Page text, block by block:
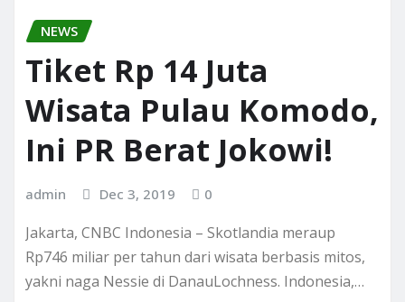
NEWS
Tiket Rp 14 Juta
Wisata Pulau Komodo,
Ini PR Berat Jokowi!
admin Dec 3, 2019 0
Jakarta, CNBC Indonesia – Skotlandia meraup
Rp746 miliar per tahun dari wisata berbasis mitos,
yakni naga Nessie di DanauLochness. Indonesia,…